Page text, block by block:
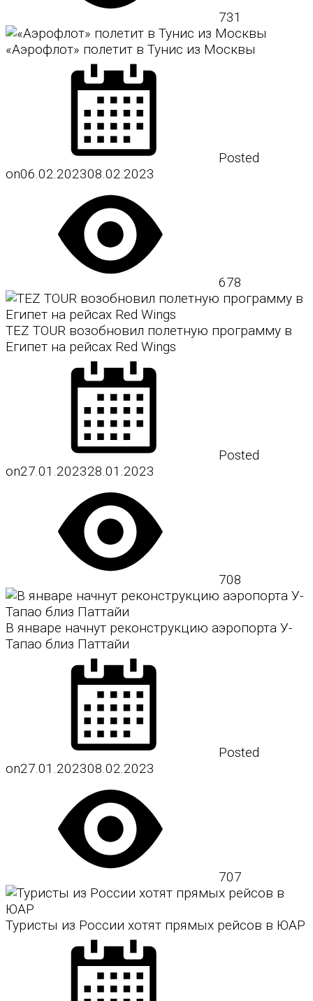
731
«Аэрофлот» полетит в Тунис из Москвы
Posted
on06.02.202308.02.2023
678
TEZ TOUR возобновил полетную программу в
Египет на рейсах Red Wings
Posted
on27.01.202328.01.2023
708
В январе начнут реконструкцию аэропорта У-
Тапао близ Паттайи
Posted
on27.01.202308.02.2023
707
Туристы из России хотят прямых рейсов в ЮАР